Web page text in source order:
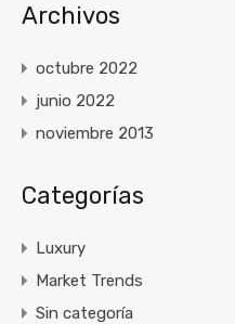
Archivos
octubre 2022
junio 2022
noviembre 2013
Categorías
Luxury
Market Trends
Sin categoría